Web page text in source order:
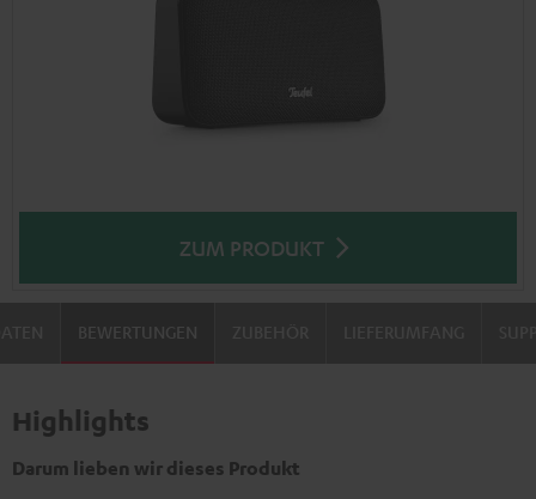
ZUM PRODUKT
BEWERTUNGEN
Highlights
Darum lieben wir dieses Produkt